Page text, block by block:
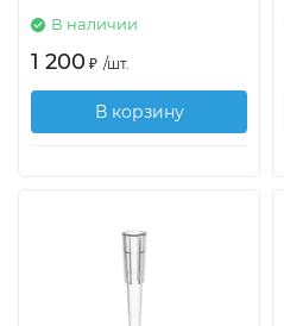
В наличии
1 200 ₽ /шт.
В корзину